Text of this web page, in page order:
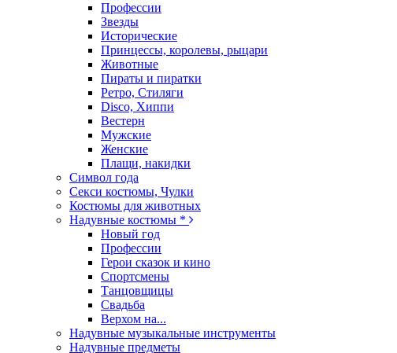
Профессии
Звезды
Исторические
Принцессы, королевы, рыцари
Животные
Пираты и пиратки
Ретро, Стиляги
Disco, Хиппи
Вестерн
Мужские
Женские
Плащи, накидки
Символ года
Секси костюмы, Чулки
Костюмы для животных
Надувные костюмы *
Новый год
Профессии
Герои сказок и кино
Спортсмены
Танцовщицы
Свадьба
Верхом на...
Надувные музыкальные инструменты
Надувные предметы